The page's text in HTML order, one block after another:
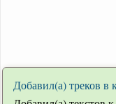
Добавил(а) треков в